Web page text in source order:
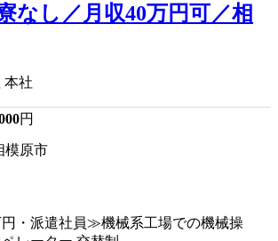
なし／月収40万円可／相
本社
円
模原市
・派遣社員≫機械系工場での機械操